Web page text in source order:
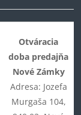
Otváracia
doba predajňa
Nové Zámky
Adresa: Jozefa
Murgaša 104,